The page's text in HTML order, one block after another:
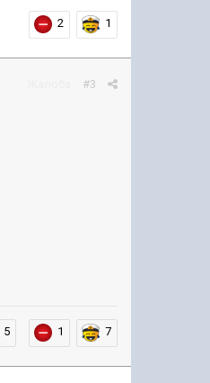
2 1
#3
5 1 7